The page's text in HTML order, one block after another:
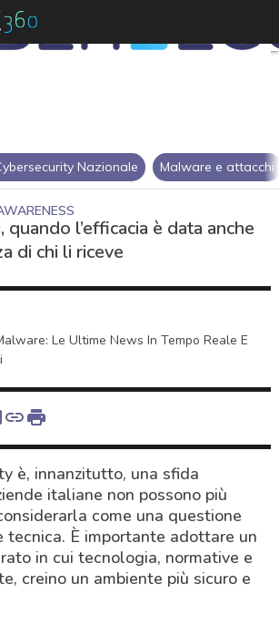
Nazionale Malware e attacchi
quando l’efficacia è data anche
di chi li riceve
Le Ultime News In Tempo Reale E
è, innanzitutto, una sfida
italiane non possono più
come una questione
tecnica. È importante adottare un
in cui tecnologia, normative e
creino un ambiente più sicuro e